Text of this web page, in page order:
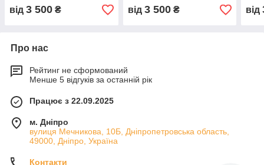
від 3 500 ₴ від 3 500₴ від
Про нас
Рейтинг не сформований
Менше 5 відгуків за останній рік
Працює з 22.09.2025
м. Дніпро
вулиця Мечникова, 10Б, Дніпропетровська область,
49000, Дніпро, Україна
Контакти